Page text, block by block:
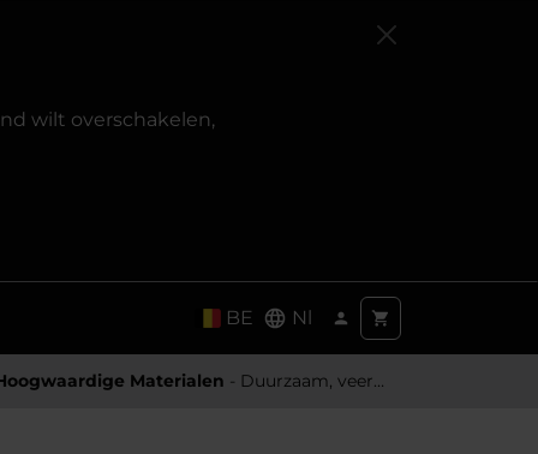
wilt overschakelen,
BE Nl
Materialen - Duurzaam, veerkrachtig en aangenaam